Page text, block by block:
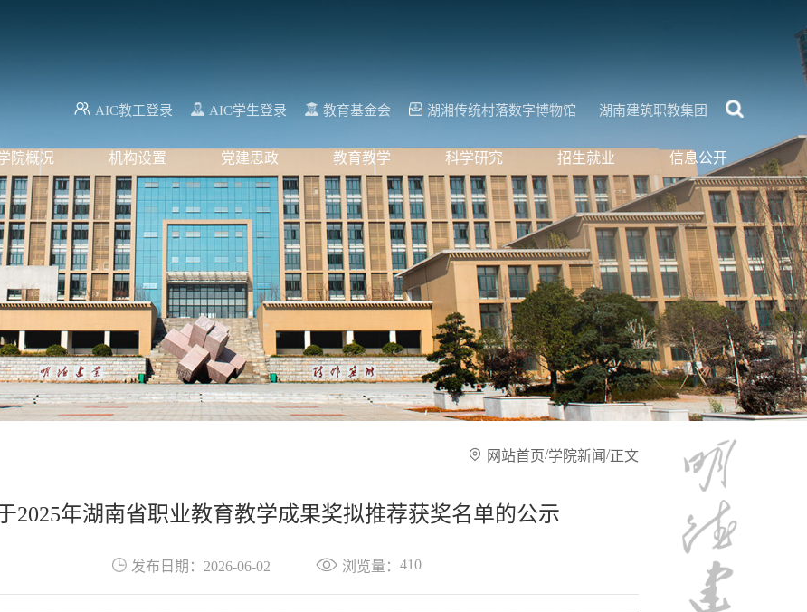
AIC教工登录 AIC学生登录 教育基金会 湖湘传统村落数字博物馆 湖南建筑职教集团
院概况 机构设置 党建思政 教育教学 科学研究 招生就业 信息公开
网站首页/学院新闻/正文
2025年湖南省职业教育教学成果奖拟推荐获奖名单的公示
发布日期：2026-06-02 浏览量： 410